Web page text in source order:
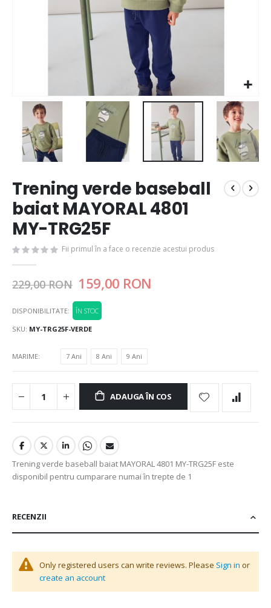
Trening verde baseball
baiat MAYORAL 4801
MY-TRG25F
Fii primul în a face o recenzie acestui produs
229,00 RON 159,00 RON
DISPONIBILITATE:
ÎN STOC
SKU MY-TRG25F-VERDE
MARIME 7 Ani 8 Ani 9 Ani
ADAUGA ÎN COS
Trening verde baseball baiat MAYORAL 4801 MY-TRG25F este
disponibil pentru cumparare numai în trepte de 1
RECENZII
Only registered users can write reviews. Please Sign in or
create an account